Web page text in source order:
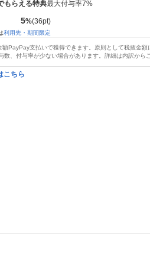
もらえる特典最大付与率7%
5%(36pt)
利用先・期間限定
額PayPay支払いで獲得できます。原則として税抜金額
数、付与率が少ない場合があります。詳細は内訳から
こちら